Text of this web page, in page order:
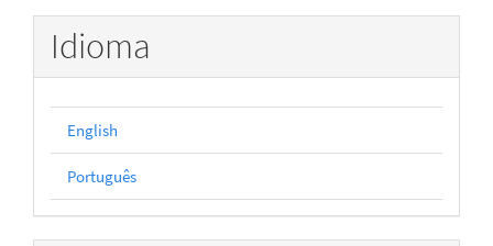
Idioma
English
Português